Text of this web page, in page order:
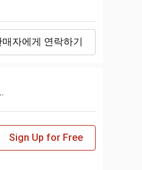
매자에게 연락하기
Sign Up for Free